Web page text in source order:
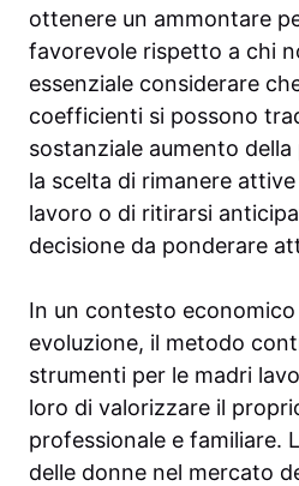
ottenere un ammontare
favorevole rispetto a chi
essenziale considerare
coefficienti si possono
sostanziale aumento
la scelta di rimanere
lavoro o di ritirarsi
decisione da ponderare
In un contesto
evoluzione, il metodo
strumenti per le madri
loro di valorizzare il
professionale e familiare.
delle donne nel mercato